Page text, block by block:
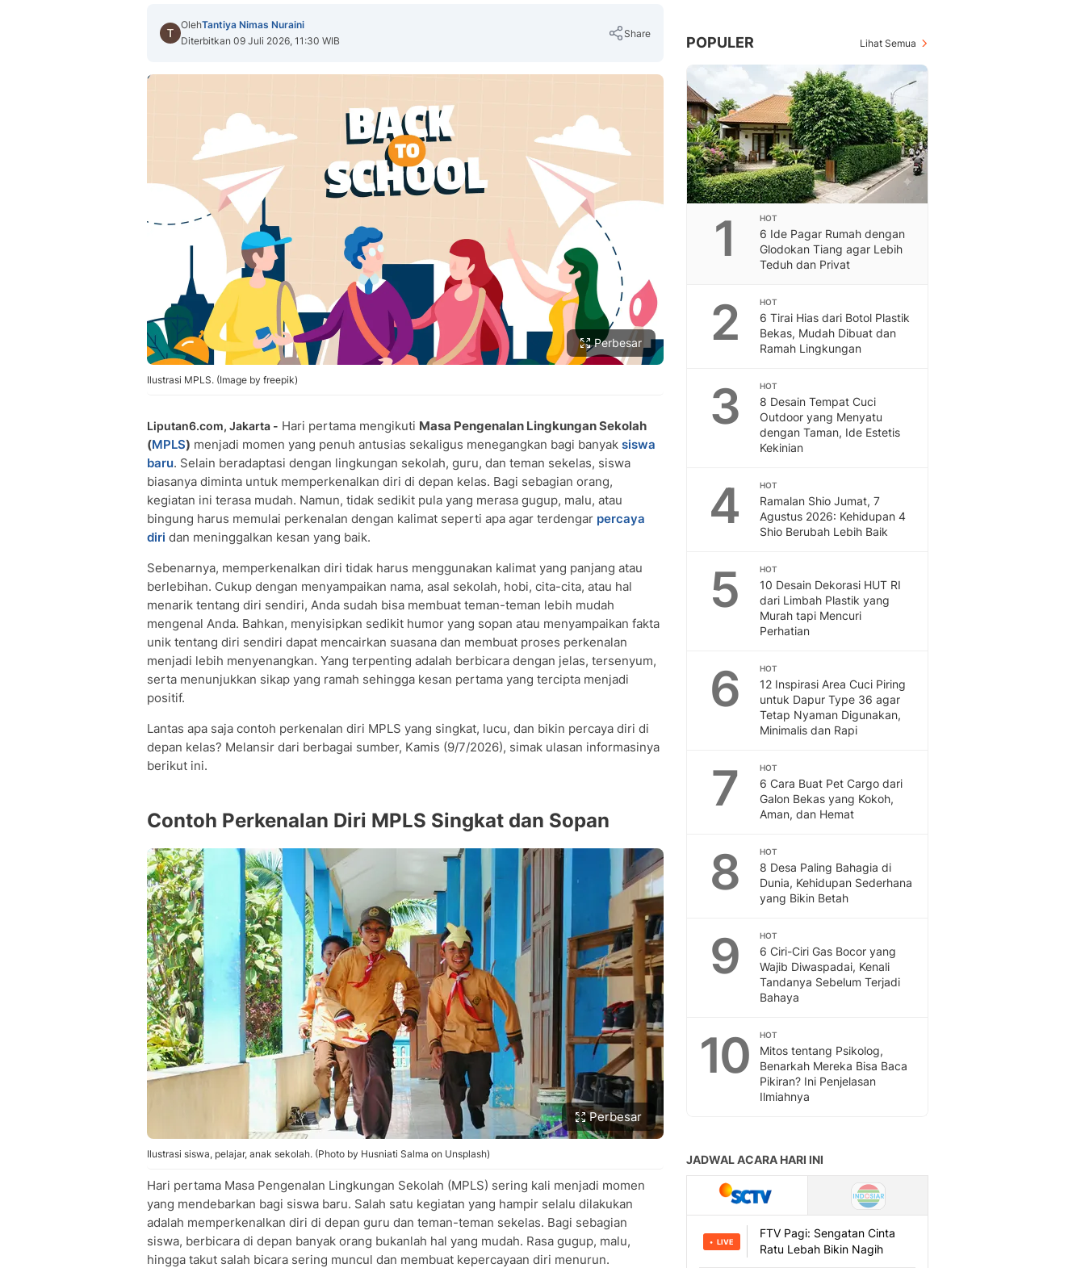
OlehTantiya Nimas Nuraini
Diterbitkan 09 Juli 2026, 11:30 WIB
Share
Copy Link
Perbesar
Ilustrasi MPLS. (Image by freepik)
Liputan6.com, Jakarta - Hari pertama mengikuti Masa Pengenalan Lingkungan Sekolah
(MPLS) menjadi momen yang penuh antusias sekaligus menegangkan bagi banyak siswa
baru. Selain beradaptasi dengan lingkungan sekolah, guru, dan teman sekelas, siswa
biasanya diminta untuk memperkenalkan diri di depan kelas. Bagi sebagian orang,
kegiatan ini terasa mudah. Namun, tidak sedikit pula yang merasa gugup, malu, atau
bingung harus memulai perkenalan dengan kalimat seperti apa agar terdengar percaya
diri dan meninggalkan kesan yang baik.
Sebenarnya, memperkenalkan diri tidak harus menggunakan kalimat yang panjang atau
berlebihan. Cukup dengan menyampaikan nama, asal sekolah, hobi, cita-cita, atau hal
menarik tentang diri sendiri, Anda sudah bisa membuat teman-teman lebih mudah
mengenal Anda. Bahkan, menyisipkan sedikit humor yang sopan atau menyampaikan fakta
unik tentang diri sendiri dapat mencairkan suasana dan membuat proses perkenalan
menjadi lebih menyenangkan. Yang terpenting adalah berbicara dengan jelas, tersenyum,
serta menunjukkan sikap yang ramah sehingga kesan pertama yang tercipta menjadi
positif.
Lantas apa saja contoh perkenalan diri MPLS yang singkat, lucu, dan bikin percaya diri di
depan kelas? Melansir dari berbagai sumber, Kamis (9/7/2026), simak ulasan informasinya
berikut ini.
Contoh Perkenalan Diri MPLS Singkat dan Sopan
Perbesar
Ilustrasi siswa, pelajar, anak sekolah. (Photo by Husniati Salma on Unsplash)
Hari pertama Masa Pengenalan Lingkungan Sekolah (MPLS) sering kali menjadi momen
yang mendebarkan bagi siswa baru. Salah satu kegiatan yang hampir selalu dilakukan
adalah memperkenalkan diri di depan guru dan teman-teman sekelas. Bagi sebagian
siswa, berbicara di depan banyak orang bukanlah hal yang mudah. Rasa gugup, malu,
hingga takut salah bicara sering muncul dan membuat kepercayaan diri menurun.
POPULER Lihat Semua
1 HOT
6 Ide Pagar Rumah dengan
Glodokan Tiang agar Lebih
Teduh dan Privat
2 HOT
6 Tirai Hias dari Botol Plastik
Bekas, Mudah Dibuat dan
Ramah Lingkungan
3 HOT
8 Desain Tempat Cuci
Outdoor yang Menyatu
dengan Taman, Ide Estetis
Kekinian
4 HOT
Ramalan Shio Jumat, 7
Agustus 2026: Kehidupan 4
Shio Berubah Lebih Baik
5 HOT
10 Desain Dekorasi HUT RI
dari Limbah Plastik yang
Murah tapi Mencuri
Perhatian
6 HOT
12 Inspirasi Area Cuci Piring
untuk Dapur Type 36 agar
Tetap Nyaman Digunakan,
Minimalis dan Rapi
7 HOT
6 Cara Buat Pet Cargo dari
Galon Bekas yang Kokoh,
Aman, dan Hemat
8 HOT
8 Desa Paling Bahagia di
Dunia, Kehidupan Sederhana
yang Bikin Betah
9 HOT
6 Ciri-Ciri Gas Bocor yang
Wajib Diwaspadai, Kenali
Tandanya Sebelum Terjadi
Bahaya
10 HOT
Mitos tentang Psikolog,
Benarkah Mereka Bisa Baca
Pikiran? Ini Penjelasan
Ilmiahnya